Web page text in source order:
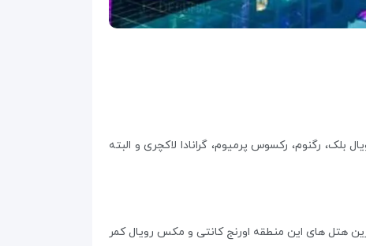
رگنوم، رکسوس پرمیوم، گرانادا لاکچری و البته
هتل های این منطقه اورنج کانتی و مکس رویال کمر